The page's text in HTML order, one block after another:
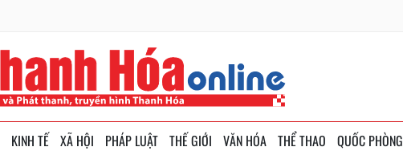
KINH TẾ XÃ HỘI PHÁP LUẬT THẾ GIỚI VĂN HÓA THỂ THAO QUỐC PHÒNG